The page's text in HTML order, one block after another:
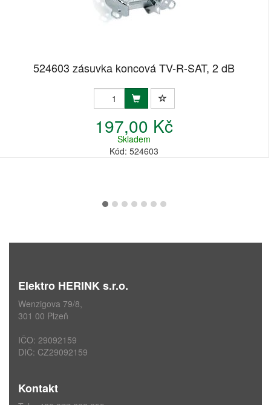
524603 zásuvka koncová TV-R-SAT, 2 dB
197,00 Kč
Skladem
Kód: 524603
Elektro HERINK s.r.o.
Wenzigova 79/8,
301 00 Plzeň
IČO: 29092159
DIČ: CZ29092159
Kontakt